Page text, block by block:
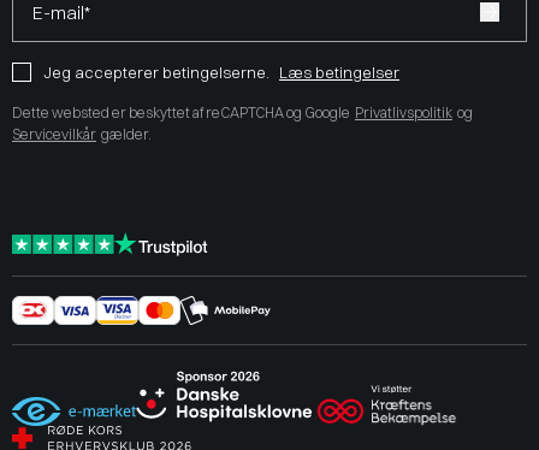
E-mail*
Jeg accepterer betingelserne. Læs betingelser
Dette websted er beskyttet af reCAPTCHA og Google Privatlivspolitik og
Servicevilkår gælder.